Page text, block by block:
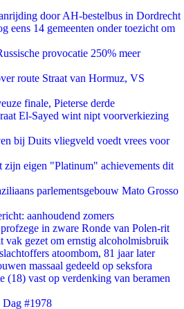
door AH-bestelbus in Dordrecht
eens 14 gemeenten onder toezicht om
provocatie 250% meer
route Straat van Hormuz, VS
finale, Pieterse derde
El-Sayed wint nipt voorverkiezing
bij Duits vliegveld voedt vrees voor
eigen "Platinum" achievements dit
parlementsgebouw Mato Grosso
aanhoudend zomers
in zware Ronde van Polen-rit
vak gezet om ernstig alcoholmisbruik
atoombom, 81 jaar later
massaal gedeeld op seksfora
(18) vast op verdenking van beramen
Dag #1978